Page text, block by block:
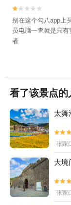


别在这个勾八app上
员电脑一查就是只
者
看了该景点的
太舞
张家
大境
张家